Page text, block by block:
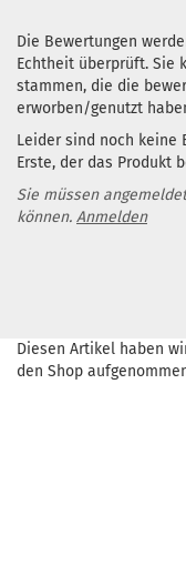
Die Bewertungen
Echtheit überprüft. Sie
stammen, die die
erworben/genutzt
Leider sind noch keine
Erste, der das Produkt
Sie müssen
können. Anmelden
Diesen Artikel haben
den Shop